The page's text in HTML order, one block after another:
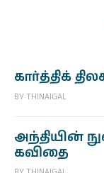
கார்த்திக்
BY THINAIGAL
அந்தியின்
கவிதை